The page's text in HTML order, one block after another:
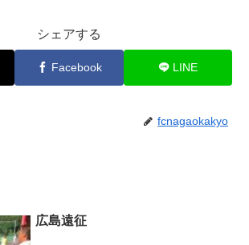
シェアする
Facebook LINE
fcnagaokakyo
広島遠征